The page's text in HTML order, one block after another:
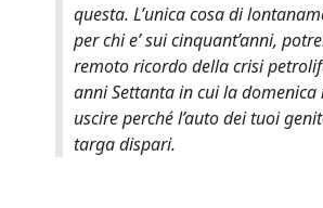
questa. L’unica cosa di
per chi e’ sui cinquant’anni,
remoto ricordo della crisi
anni Settanta in cui la domenica
uscire perché l’auto dei tuoi
targa dispari.